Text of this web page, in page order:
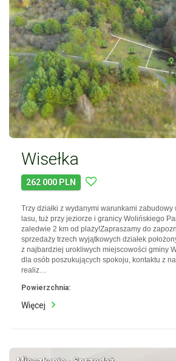
Wisełka
262 000 PLN
Trzy działki z wydanymi warunkami zabudowy
lasu, tuż przy jeziorze i granicy Wolińskiego
zaledwie 2 km od plaży!Zapraszamy do
sprzedaży trzech wyjątkowych działek
z najbardziej urokliwych miejscowości gminy
dla osób poszukujących spokoju, kontaktu z
realiz…
Powierzchnia:
Więcej